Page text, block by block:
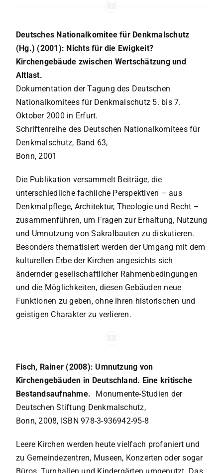
Deutsches Nationalkomitee für Denkmalschutz
(Hg.) (2001): Nichts für die Ewigkeit?
Kirchengebäude zwischen Wertschätzung und
Altlast.
Dokumentation der Tagung des Deutschen
Nationalkomitees für Denkmalschutz 5. bis 7.
Oktober 2000 in Erfurt.
Schriftenreihe des Deutschen Nationalkomitees für
Denkmalschutz, Band 63,
Bonn, 2001
Die Publikation versammelt Beiträge, die
unterschiedliche fachliche Perspektiven – aus
Denkmalpflege, Architektur, Theologie und Recht –
zusammenführen, um Fragen zur Erhaltung, Nutzung
und Umnutzung von Sakralbauten zu diskutieren.
Besonders thematisiert werden der Umgang mit dem
kulturellen Erbe der Kirchen angesichts sich
ändernder gesellschaftlicher Rahmenbedingungen
und die Möglichkeiten, diesen Gebäuden neue
Funktionen zu geben, ohne ihren historischen und
geistigen Charakter zu verlieren.
Fisch, Rainer (2008): Umnutzung von
Kirchengebäuden in Deutschland. Eine kritische
Bestandsaufnahme. Monumente-Studien der
Deutschen Stiftung Denkmalschutz,
Bonn, 2008, ISBN 978-3-936942-95-8
Leere Kirchen werden heute vielfach profaniert und
zu Gemeindezentren, Museen, Konzerten oder sogar
Büros, Turnhallen und Kindergärten umgenutzt. Das